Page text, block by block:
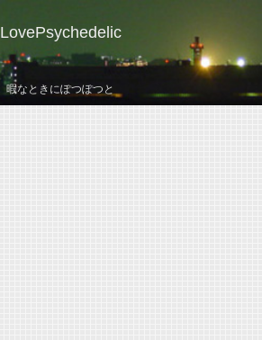
LovePsychedelic
暇なときにぽつぽつと